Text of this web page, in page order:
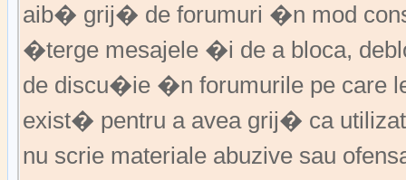
aib� grij� de forumuri �n mod
�terge mesajele �i de a bloca,
de discu�ie �n forumurile pe care
exist� pentru a avea grij� ca
nu scrie materiale abuzive sau